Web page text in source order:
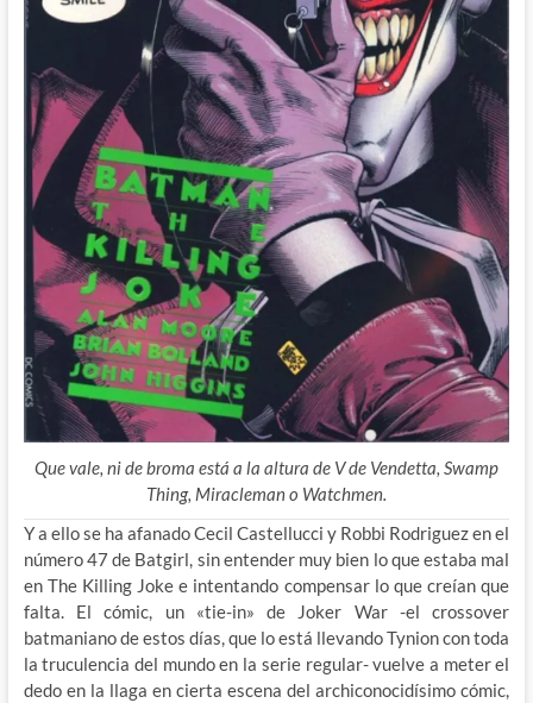
Que vale, ni de broma está a la altura de V de Vendetta, Swamp
Thing, Miracleman o Watchmen.
Y a ello se ha afanado Cecil Castellucci y Robbi Rodriguez en el
número 47 de Batgirl, sin entender muy bien lo que estaba mal
en The Killing Joke e intentando compensar lo que creían que
falta. El cómic, un «tie-in» de Joker War -el crossover
batmaniano de estos días, que lo está llevando Tynion con toda
la truculencia del mundo en la serie regular- vuelve a meter el
dedo en la llaga en cierta escena del archiconocidísimo cómic,